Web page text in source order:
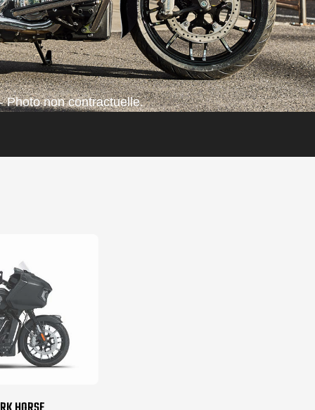
Photo non contractuelle.